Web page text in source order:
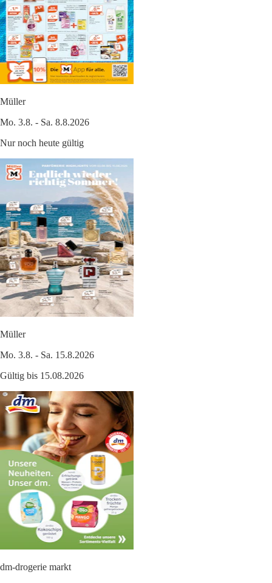
Müller
Mo. 3.8. - Sa. 8.8.2026
Nur noch heute gültig
Müller
Mo. 3.8. - Sa. 15.8.2026
Gültig bis 15.08.2026
dm-drogerie markt